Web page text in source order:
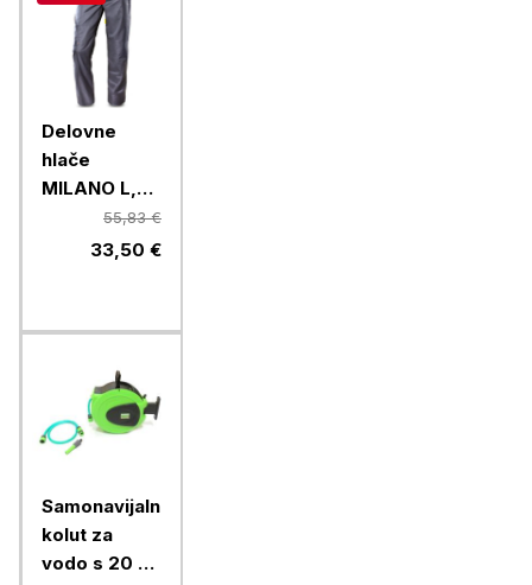
Delovne
hlače
MILANO L,
54 SIVE EN
13688
55,83 €
33,50 €
Samonavijalni
kolut za
vodo s 20 m